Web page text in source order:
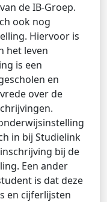
de IB-Groep.
ook nog
Hiervoor is
het leven
is een
en
over de
in bij Studielink
bij de
Een ander
is dat deze
en cijferlijsten